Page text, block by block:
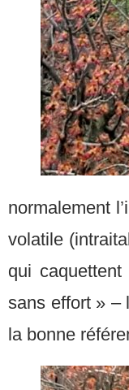
normalement
volatile
qui
sans effort » –
la bonne